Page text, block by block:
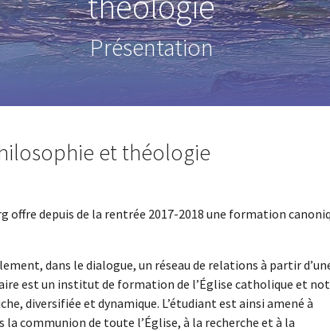
Présentation
et théologie
offre depuis de la rentrée 2017-2018 une formation
dans le dialogue, un réseau de relations à partir
est un institut de formation de l’Église catholique et
diversifiée et dynamique. L’étudiant est ainsi amené à
communion de toute l’Église, à la recherche et à la